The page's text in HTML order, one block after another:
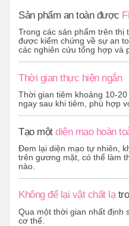
Sản phẩm an toàn được
Trong các sản phẩm trên thị
được kiểm chứng về sự an
các nghiên cứu tổng hợp và
Thời gian thực hiện ngắn
Thời gian tiêm khoảng 10-
ngay sau khi tiêm, phù hợp
Tạo một diện mạo hoàn
Đem lại diện mạo tự nhiên,
trên gương mặt, có thể làm
nào.
Không để lại vật chất lạ
Qua một thời gian nhất định
cơ thể.